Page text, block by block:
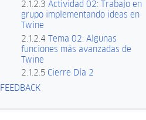
2.1.2.3 Actividad 02: Trabajo en
grupo implementando ideas en
Twine
2.1.2.4 Tema 02: Algunas
funciones más avanzadas de
Twine
2.1.2.5 Cierre Día 2
FEEDBACK